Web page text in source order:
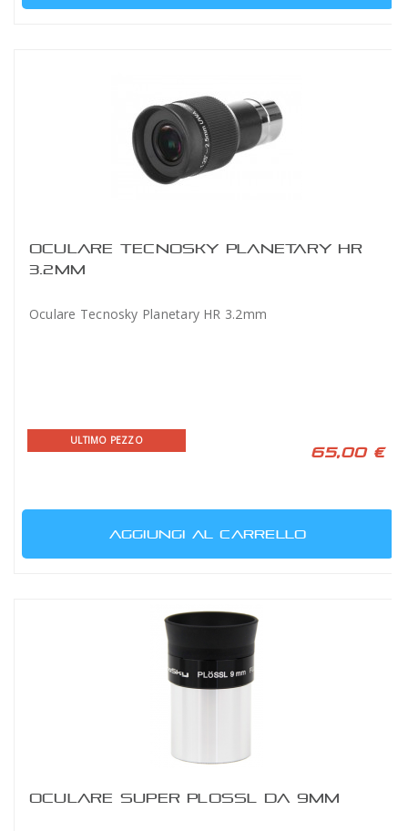
OCULARE TECNOSKY PLANETARY HR
3.2MM
Oculare Tecnosky Planetary HR 3.2mm
ULTIMO PEZZO
65,00 €
AGGIUNGI AL CARRELLO
OCULARE SUPER PLOSSL DA 9MM